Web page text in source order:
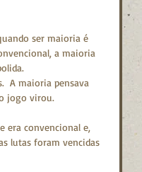
ser maioria é
a maioria
A maioria pensava
jogo virou.
era convencional e,
lutas foram vencidas